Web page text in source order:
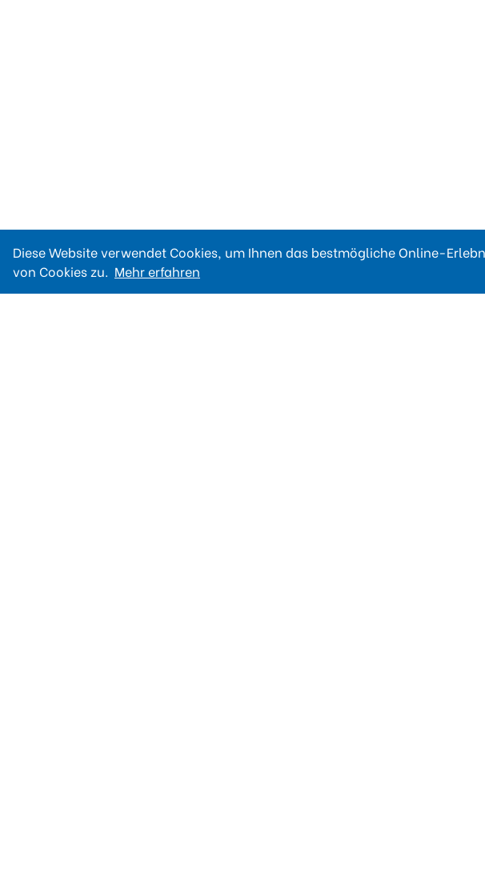
Diese Website verwendet Cookies, um Ihnen das bestmögliche Online-
von Cookies zu. Mehr erfahren